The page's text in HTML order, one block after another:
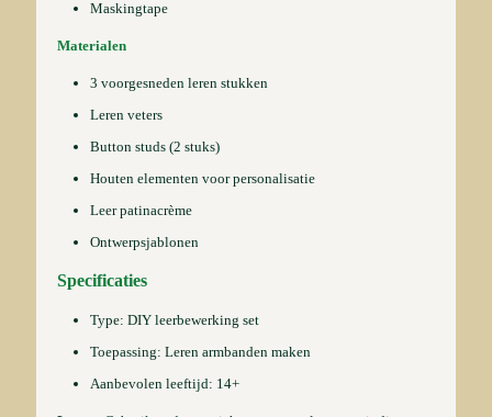
Maskingtape
Materialen
3 voorgesneden leren stukken
Leren veters
Button studs (2 stuks)
Houten elementen voor personalisatie
Leer patinacrème
Ontwerpsjablonen
Specificaties
Type: DIY leerbewerking set
Toepassing: Leren armbanden maken
Aanbevolen leeftijd: 14+